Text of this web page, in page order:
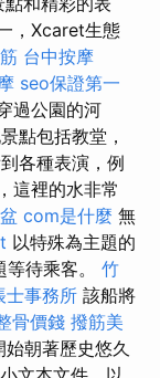
，Xcaret生態
台中按摩
seo保證第一
過公園的河
點包括教堂，
各種表演，例
這裡的水非常
com是什麼 無
以特殊為主題的
待乘客。 竹
士事務所 該船將
骨價錢 撥筋美
朝著歷史悠久